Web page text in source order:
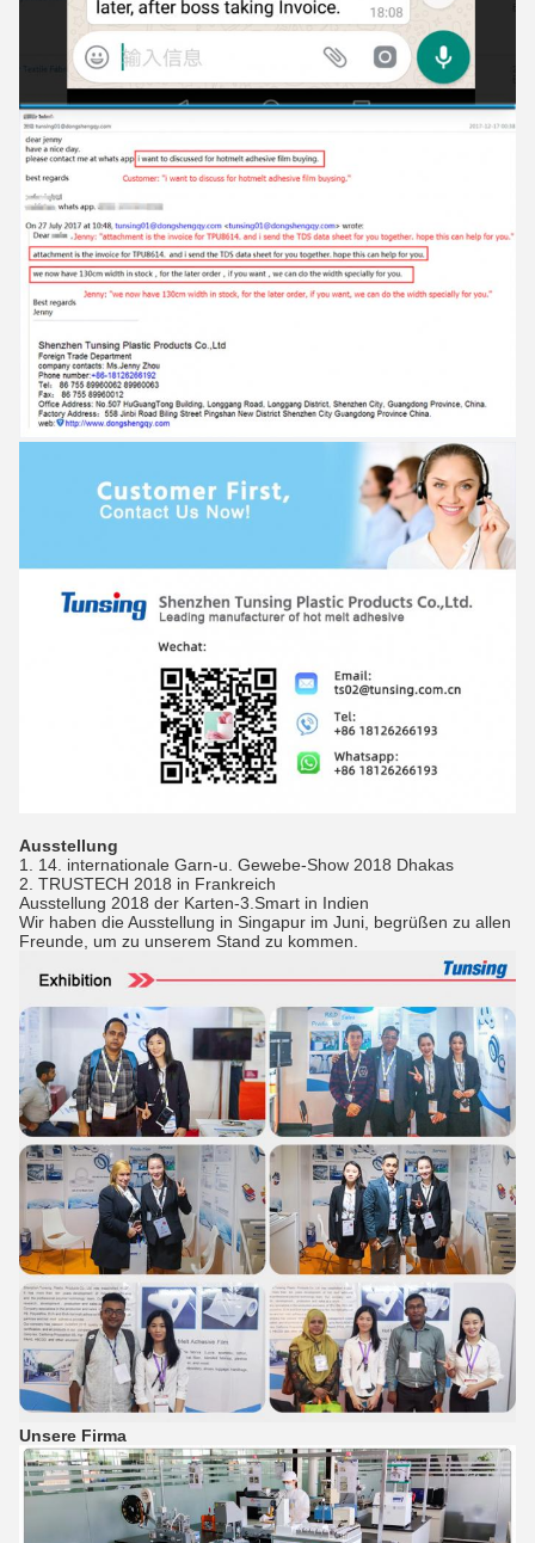
Ausstellung
1. 14. internationale Garn-u. Gewebe-Show 2018 Dhakas
2. TRUSTECH 2018 in Frankreich
Ausstellung 2018 der Karten-3.Smart in Indien
Wir haben die Ausstellung in Singapur im Juni, begrüßen zu allen
Freunde, um zu unserem Stand zu kommen.
Unsere Firma